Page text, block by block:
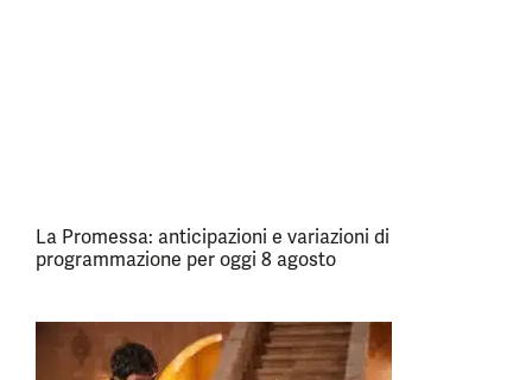
La Promessa: anticipazioni e variazioni di
programmazione per oggi 8 agosto